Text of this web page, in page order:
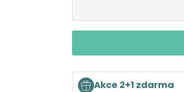
Akce 2+1 zdarma